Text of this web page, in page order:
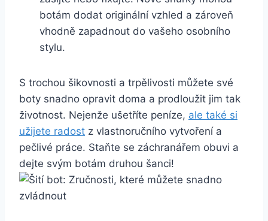
botám dodat originální vzhled ⁢a zároveň
vhodně zapadnout do vašeho osobního
stylu.
S trochou‍ šikovnosti a trpělivosti ​můžete své
boty snadno opravit doma a prodloužit‌ jim tak
životnost. Nejenže ušetříte peníze, ale také‌ si
užijete‍ radost z⁤ vlastnoručního vytvoření a
pečlivé práce. ⁤Staňte se záchranářem⁤ obuvi a
dejte‍ svým botám​ druhou šanci!